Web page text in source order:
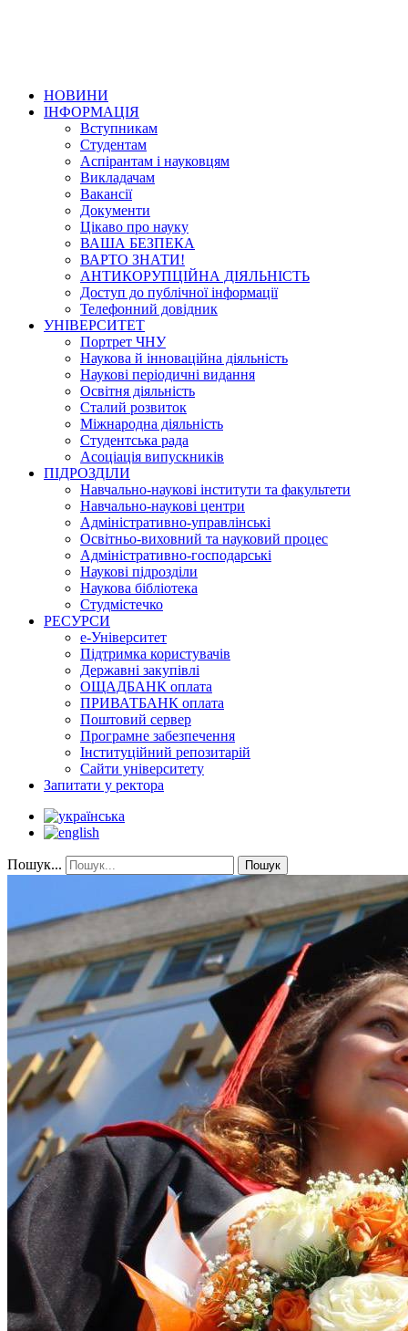
НОВИНИ
ІНФОРМАЦІЯ
Вступникам
Студентам
Аспірантам і науковцям
Викладачам
Вакансії
Документи
Цікаво про науку
ВАША БЕЗПЕКА
ВАРТО ЗНАТИ!
АНТИКОРУПЦІЙНА ДІЯЛЬНІСТЬ
Доступ до публічної інформації
Телефонний довідник
УНІВЕРСИТЕТ
Портрет ЧНУ
Наукова й інноваційна діяльність
Наукові періодичні видання
Освітня діяльність
Сталий розвиток
Міжнародна діяльність
Студентська рада
Асоціація випускників
ПІДРОЗДІЛИ
Навчально-наукові інститути та факультети
Навчально-наукові центри
Адміністративно-управлінські
Освітньо-виховний та науковий процес
Адміністративно-господарські
Наукові підрозділи
Наукова бібліотека
Студмістечко
РЕСУРСИ
е-Університет
Підтримка користувачів
Державні закупівлі
ОЩАДБАНК оплата
ПРИВАТБАНК оплата
Поштовий сервер
Програмне забезпечення
Інституційний репозитарій
Сайти університету
Запитати у ректора
Пошук... Пошук